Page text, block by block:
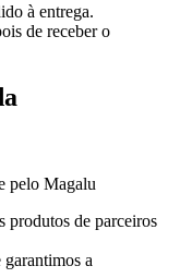
à entrega.
de receber o
pelo Magalu
produtos de parceiros
a